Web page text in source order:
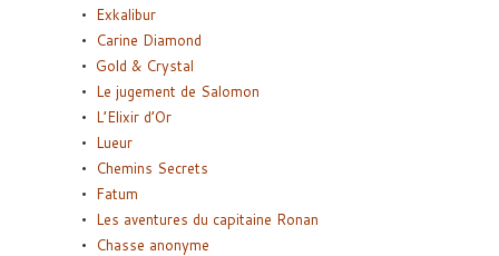
Exkalibur
Carine Diamond
Gold & Crystal
Le jugement de Salomon
L’Elixir d’Or
Lueur
Chemins Secrets
Fatum
Les aventures du capitaine Ronan
Chasse anonyme